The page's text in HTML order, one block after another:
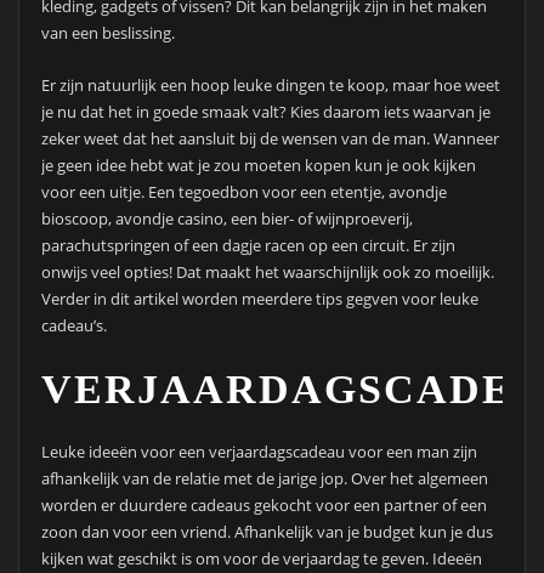
kleding, gadgets of vissen? Dit kan belangrijk zijn in het maken
van een beslissing.
Er zijn natuurlijk een hoop leuke dingen te koop, maar hoe weet
je nu dat het in goede smaak valt? Kies daarom iets waarvan je
zeker weet dat het aansluit bij de wensen van de man. Wanneer
je geen idee hebt wat je zou moeten kopen kun je ook kijken
voor een uitje. Een tegoedbon voor een etentje, avondje
bioscoop, avondje casino, een bier- of wijnproeverij,
parachutspringen of een dagje racen op een circuit. Er zijn
onwijs veel opties! Dat maakt het waarschijnlijk ook zo moeilijk.
Verder in dit artikel worden meerdere tips gegven voor leuke
cadeau’s.
Leuke ideeën voor een verjaardagscadeau voor een man zijn
afhankelijk van de relatie met de jarige jop. Over het algemeen
worden er duurdere cadeaus gekocht voor een partner of een
zoon dan voor een vriend. Afhankelijk van je budget kun je dus
kijken wat geschikt is om voor de verjaardag te geven. Ideeën